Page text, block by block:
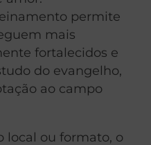
permite
mais
fortalecidos e
do evangelho,
ao campo
local ou formato, o